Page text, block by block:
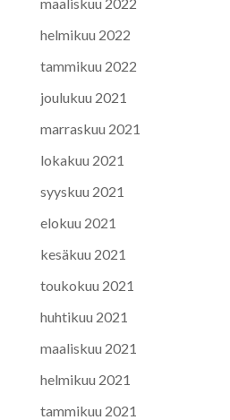
helmikuu 2022
tammikuu 2022
joulukuu 2021
marraskuu 2021
lokakuu 2021
syyskuu 2021
elokuu 2021
kesäkuu 2021
toukokuu 2021
huhtikuu 2021
maaliskuu 2021
helmikuu 2021
tammikuu 2021